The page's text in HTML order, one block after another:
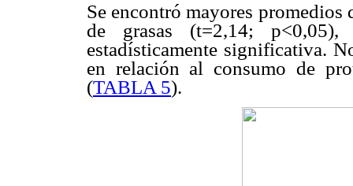
Se encontró mayores
de grasas (t=2,14;
estadísticamente significativa.
en relación al consumo de
(TABLA 5).